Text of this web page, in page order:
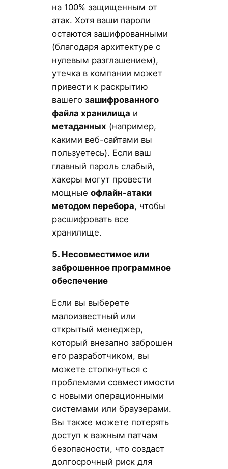
на 100% защищенным от
атак. Хотя ваши пароли
остаются зашифрованными
(благодаря архитектуре с
нулевым разглашением),
утечка в компании может
привести к раскрытию
вашего зашифрованного
файла хранилища и
метаданных (например,
какими веб-сайтами вы
пользуетесь). Если ваш
главный пароль слабый,
хакеры могут провести
мощные офлайн-атаки
методом перебора, чтобы
расшифровать все
хранилище.
5. Несовместимое или
заброшенное программное
обеспечение
Если вы выберете
малоизвестный или
открытый менеджер,
который внезапно заброшен
его разработчиком, вы
можете столкнуться с
проблемами совместимости
с новыми операционными
системами или браузерами.
Вы также можете потерять
доступ к важным патчам
безопасности, что создаст
долгосрочный риск для